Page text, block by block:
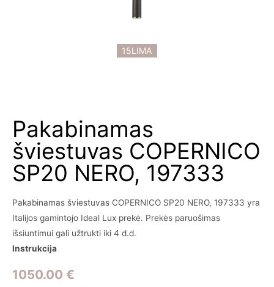
15LIMA
Pakabinamas
šviestuvas COPERNICO
SP20 NERO, 197333
Pakabinamas šviestuvas COPERNICO SP20 NERO, 197333 yra
Italijos gamintojo Ideal Lux prekė. Prekės paruošimas
išsiuntimui gali užtrukti iki 4 d.d.
Instrukcija
1050.00 €